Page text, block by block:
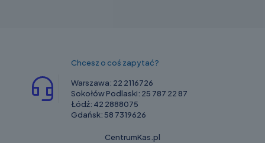
Chcesz o coś zapytać?
Warszawa: 22 2116726
Sokołów Podlaski: 25 787 22 87
Łódź: 42 2888075
Gdańsk: 58 7319626
CentrumKas.pl